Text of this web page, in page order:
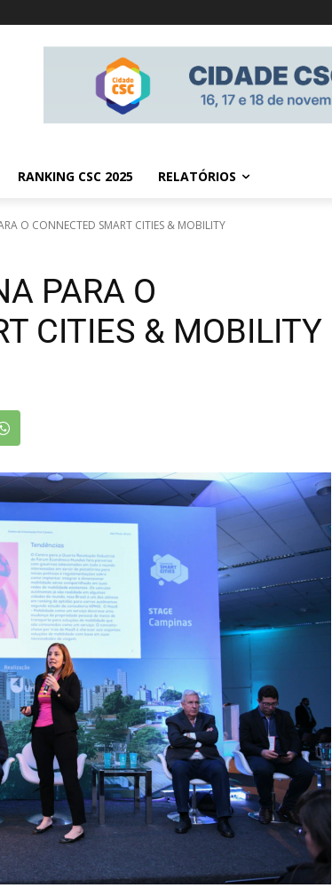
RANKING CSC 2025 RELATÓRIOS
O CONNECTED SMART CITIES & MOBILITY
PARA O
CITIES & MOBILITY